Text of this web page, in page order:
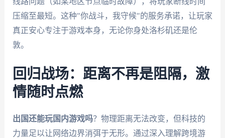
压缩至最短。这种"你战斗，我守候"的服务承诺，让玩家
真正安心专注于游戏本身，无论你身处洛杉矶还是伦
敦。
回归战场：距离不再是阻隔，激
情随时点燃
出国还能玩国内游戏吗？物理距离无法改变，但科技的
力量足以让网络边界消弭于无形。通过深入理解跨境游